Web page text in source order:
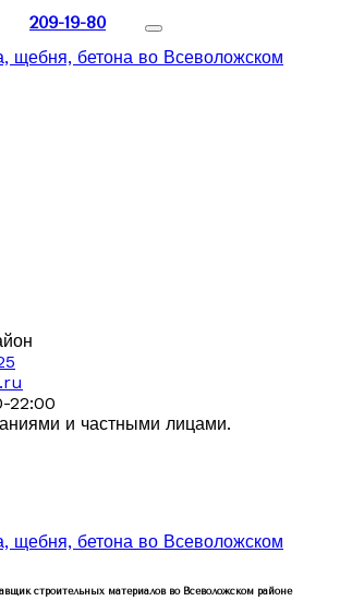
209-19-80
22:00
и частными лицами.
строительных материалов во Всеволожском районе